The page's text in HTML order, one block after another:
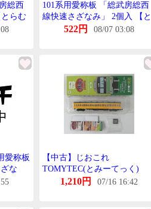
総西
らむ
】
101系用愛称板 「総武房総西
線快速さざなみ」 2個入 【と
らむうぇい・TW-HO-
522円 08/07 03:08
愛称板
な
【中古】じおこれ
TOMYTEC(とみーてっく)
(K458) 鉄道これくしょん
1,210円 07/16 16:42